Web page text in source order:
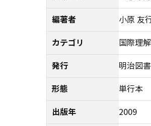
編著者 小原 友
カテゴリ 国際理
発行 明治図
形態 単行本
出版年 2009